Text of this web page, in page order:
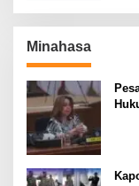
Minahasa